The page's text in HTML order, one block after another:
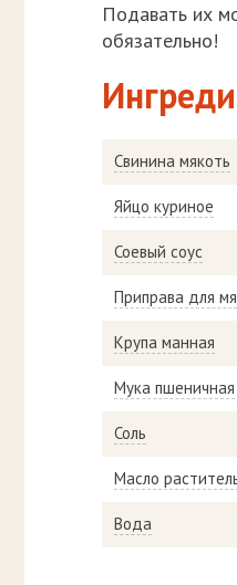
Подавать их
обязательно!
Свинина мякоть
Яйцо куриное
Соевый соус
Приправа для
Крупа манная
Мука пшеничная
Соль
Масло
Вода